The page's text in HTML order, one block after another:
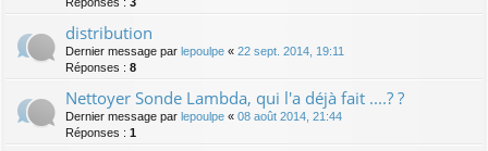
distribution
Dernier message par lepoulpe « 22 sept. 2014, 19:11
Réponses : 8
Nettoyer Sonde Lambda, qui l'a déjà fait ....? ?
Dernier message par lepoulpe « 08 août 2014, 21:44
Réponses : 1